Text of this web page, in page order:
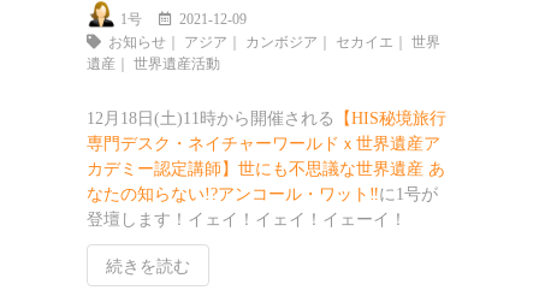
1号
2021-12-09
お知らせ ｜ アジア ｜ カンボジア ｜ セカイエ ｜ 世界
遺産 ｜ 世界遺産活動
12月18日(土)11時から開催される 【HIS秘境旅行
専門デスク・ネイチャーワールドｘ世界遺産ア
カデミー認定講師】世にも不思議な世界遺産 あ
なたの知らない!?アンコール・ワット‼️に1号が
登壇します！イェイ！イェイ！イェーイ！
続きを読む